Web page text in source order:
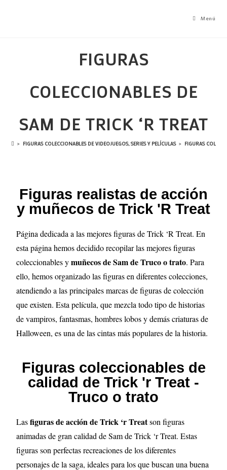
Menú
FIGURAS
COLECCIONABLES DE
SAM DE TRICK ‘R TREAT
> FIGURAS COLECCIONABLES DE VIDEOJUEGOS, SERIES Y PELÍCULAS > FIGURAS
Figuras realistas de acción
y muñecos de Trick 'R Treat
Página dedicada a las mejores figuras de Trick ‘R Treat. En
esta página hemos decidido recopilar las mejores figuras
coleccionables ymuñecos de Sam de Truco o trato. Para
ello, hemos organizado las figuras en diferentes colecciones,
atendiendo a las principales marcas de figuras de colección
que existen. Esta película, que mezcla todo tipo de historias
de vampiros, fantasmas, hombres lobos y demás criaturas de
Halloween, es una de las cintas más populares de la historia.
Figuras coleccionables de
calidad de Trick 'r Treat -
Truco o trato
Lasfiguras de acción de Trick ‘r Treatson figuras
animadas de gran calidad de Sam de Trick ‘r Treat. Estas
figuras son perfectas recreaciones de los diferentes
personajes de la saga, ideales para los que buscan una buena